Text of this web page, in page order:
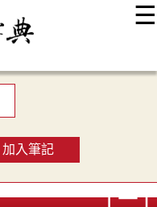
☰
網站導覽
加入筆記